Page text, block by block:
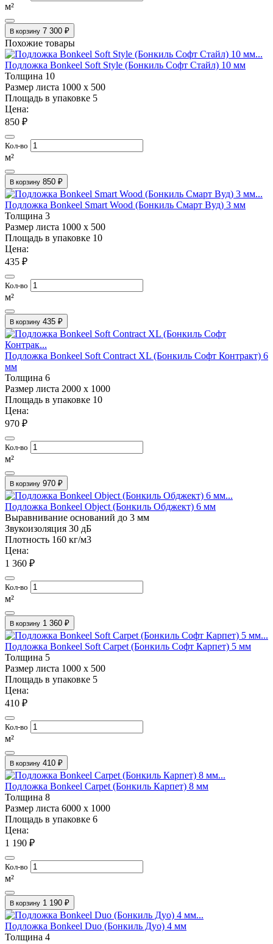
м²
В корзину 7 300 ₽
Похожие товары
Подложка Bonkeel Soft Style (Бонкиль Софт Стайл) 10 мм
Толщина 10
Размер листа 1000 х 500
Площадь в упаковке 5
Цена:
850 ₽
Кол-во
м²
В корзину 850 ₽
Подложка Bonkeel Smart Wood (Бонкиль Смарт Вуд) 3 мм
Толщина 3
Размер листа 1000 х 500
Площадь в упаковке 10
Цена:
435 ₽
Кол-во
м²
В корзину 435 ₽
Подложка Bonkeel Soft Contract XL (Бонкиль Софт Контракт) 6
мм
Толщина 6
Размер листа 2000 х 1000
Площадь в упаковке 10
Цена:
970 ₽
Кол-во
м²
В корзину 970 ₽
Подложка Bonkeel Object (Бонкиль Обджект) 6 мм
Выравнивание оснований до 3 мм
Звукоизоляция 30 дБ
Плотность 160 кг/м3
Цена:
1 360 ₽
Кол-во
м²
В корзину 1 360 ₽
Подложка Bonkeel Soft Carpet (Бонкиль Софт Карпет) 5 мм
Толщина 5
Размер листа 1000 х 500
Площадь в упаковке 5
Цена:
410 ₽
Кол-во
м²
В корзину 410 ₽
Подложка Bonkeel Carpet (Бонкиль Карпет) 8 мм
Толщина 8
Размер листа 6000 х 1000
Площадь в упаковке 6
Цена:
1 190 ₽
Кол-во
м²
В корзину 1 190 ₽
Подложка Bonkeel Duo (Бонкиль Дуо) 4 мм
Толщина 4